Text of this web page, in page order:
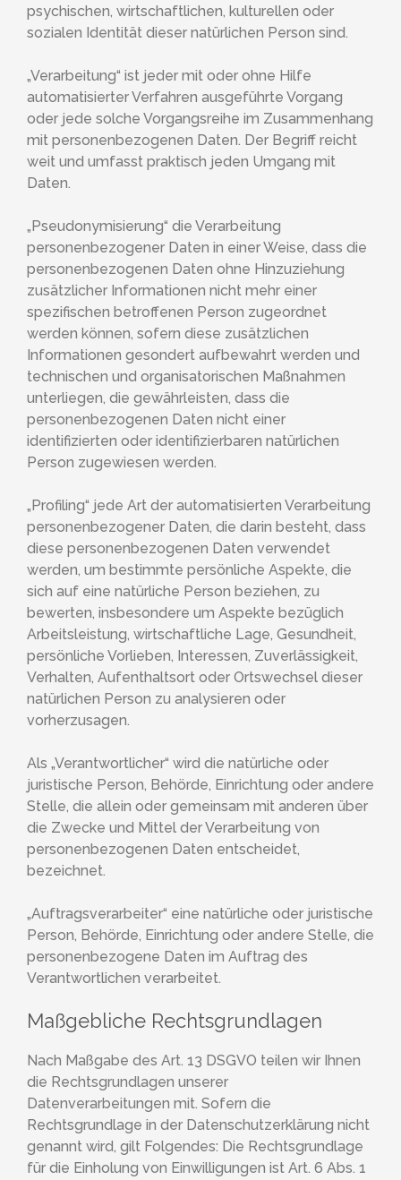
psychischen, wirtschaftlichen, kulturellen oder
sozialen Identität dieser natürlichen Person sind.
„Verarbeitung“ ist jeder mit oder ohne Hilfe
automatisierter Verfahren ausgeführte Vorgang
oder jede solche Vorgangsreihe im Zusammenhang
mit personenbezogenen Daten. Der Begriff reicht
weit und umfasst praktisch jeden Umgang mit
Daten.
„Pseudonymisierung“ die Verarbeitung
personenbezogener Daten in einer Weise, dass die
personenbezogenen Daten ohne Hinzuziehung
zusätzlicher Informationen nicht mehr einer
spezifischen betroffenen Person zugeordnet
werden können, sofern diese zusätzlichen
Informationen gesondert aufbewahrt werden und
technischen und organisatorischen Maßnahmen
unterliegen, die gewährleisten, dass die
personenbezogenen Daten nicht einer
identifizierten oder identifizierbaren natürlichen
Person zugewiesen werden.
„Profiling“ jede Art der automatisierten Verarbeitung
personenbezogener Daten, die darin besteht, dass
diese personenbezogenen Daten verwendet
werden, um bestimmte persönliche Aspekte, die
sich auf eine natürliche Person beziehen, zu
bewerten, insbesondere um Aspekte bezüglich
Arbeitsleistung, wirtschaftliche Lage, Gesundheit,
persönliche Vorlieben, Interessen, Zuverlässigkeit,
Verhalten, Aufenthaltsort oder Ortswechsel dieser
natürlichen Person zu analysieren oder
vorherzusagen.
Als „Verantwortlicher“ wird die natürliche oder
juristische Person, Behörde, Einrichtung oder andere
Stelle, die allein oder gemeinsam mit anderen über
die Zwecke und Mittel der Verarbeitung von
personenbezogenen Daten entscheidet,
bezeichnet.
„Auftragsverarbeiter“ eine natürliche oder juristische
Person, Behörde, Einrichtung oder andere Stelle, die
personenbezogene Daten im Auftrag des
Verantwortlichen verarbeitet.
Maßgebliche Rechtsgrundlagen
Nach Maßgabe des Art. 13 DSGVO teilen wir Ihnen
die Rechtsgrundlagen unserer
Datenverarbeitungen mit. Sofern die
Rechtsgrundlage in der Datenschutzerklärung nicht
genannt wird, gilt Folgendes: Die Rechtsgrundlage
für die Einholung von Einwilligungen ist Art. 6 Abs. 1